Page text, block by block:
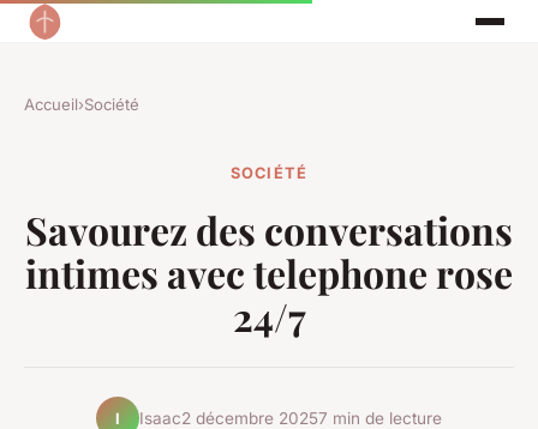
Accueil›Société
SOCIÉTÉ
Savourez des conversations
intimes avec telephone rose
24/7
I Isaac2 décembre 20257 min de lecture